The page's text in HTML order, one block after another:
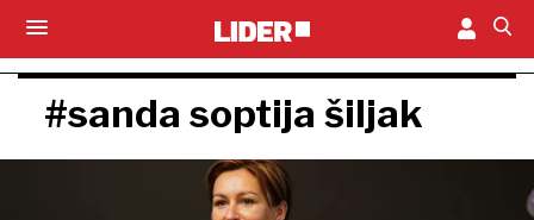
#sanda soptija šiljak